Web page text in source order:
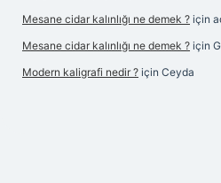
Mesane cidar kalınlığı ne demek ? için
Mesane cidar kalınlığı ne demek ? için
Modern kaligrafi nedir ? için Ceyda